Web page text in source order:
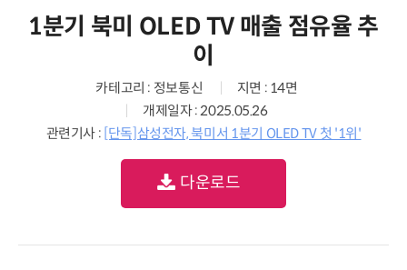
1분기 북미 OLED TV 매출 점유율 추
이
카테고리 : 정보통신
지면 : 14면
개제일자 : 2025.05.26
관련기사 : [단독]삼성전자, 북미서 1분기 OLED TV 첫 '1위'
다운로드